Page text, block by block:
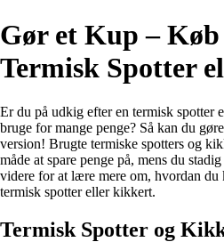
Gør et Kup –
Termisk Spotter
Er du på udkig efter en termisk spotter
bruge for mange penge? Så kan du
version! Brugte termiske spotters og
måde at spare penge på, mens du
videre for at lære mere om, hvordan
termisk spotter eller kikkert.
Termisk Spotter og